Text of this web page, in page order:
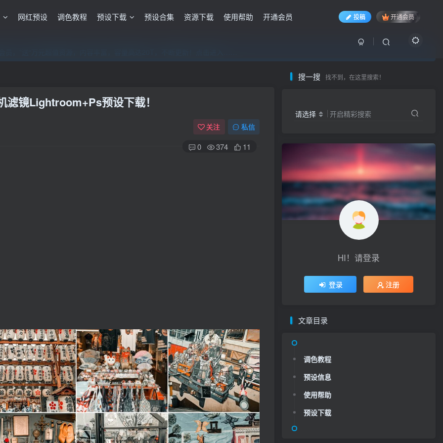
网红预设 调色教程 预设下载 预设合集 资源下载 使用帮助 开通会员 投稿 开通会员
员，”送“万元超值资源，内容丰富，容量高达20T，不断更新！点击进入……
镜Lightroom+Ps预设下载！
关注 私信
0 374 11
搜一搜 找不到，在这里搜索！
请选择 开启精彩搜索
HI！请登录
登录 注册
文章目录
调色教程
预设信息
使用帮助
预设下载